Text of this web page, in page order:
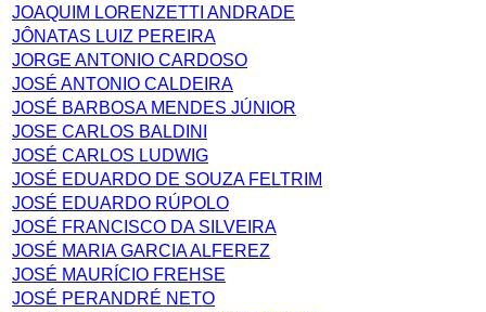
JOAQUIM LORENZETTI ANDRADE
JÔNATAS LUIZ PEREIRA
JORGE ANTONIO CARDOSO
JOSÉ ANTONIO CALDEIRA
JOSÉ BARBOSA MENDES JÚNIOR
JOSE CARLOS BALDINI
JOSÉ CARLOS LUDWIG
JOSÉ EDUARDO DE SOUZA FELTRIM
JOSÉ EDUARDO RÚPOLO
JOSÉ FRANCISCO DA SILVEIRA
JOSÉ MARIA GARCIA ALFEREZ
JOSÉ MAURÍCIO FREHSE
JOSÉ PERANDRÉ NETO